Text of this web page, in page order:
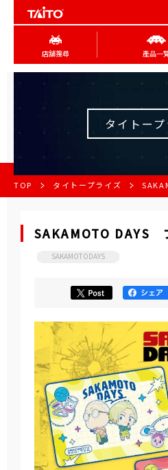
店舖搜尋 產品一
タイトー
TOP タイトープライズ
SAKAMOTO DAYS
SAKAMOTODAYS